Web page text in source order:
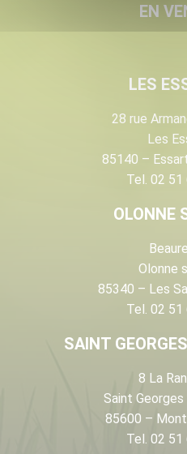
EN
LES
28 rue
Les
85140 –
Tel. 02 51
OLONNE
Olonne
85340 – Les
Tel. 02 51
SAINT
8 La
Saint
85600 –
Tel. 02 51